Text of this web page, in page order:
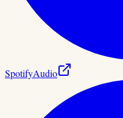
SpotifyAudio